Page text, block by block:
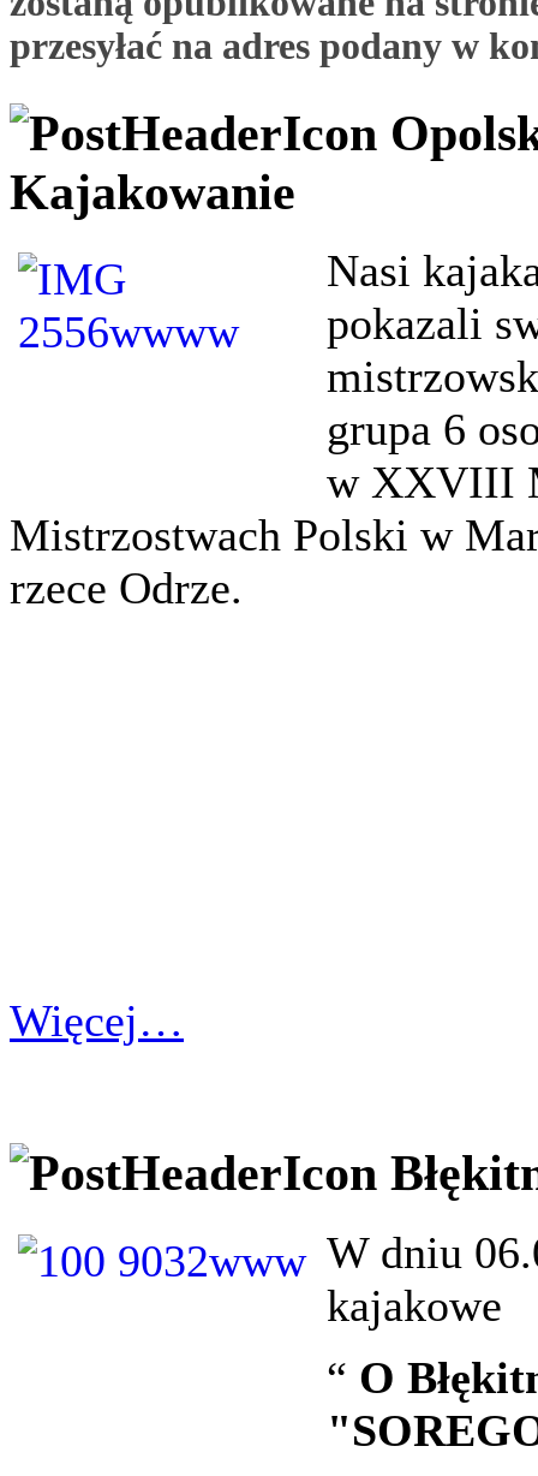
przesyłać na adres podany w
Kajakowanie
Nasi
pokazali
grupa 6
w XXVIII
Mistrzostwach Polski w
rzece Odrze.
Więcej…
W dniu
kajakowe
“ O